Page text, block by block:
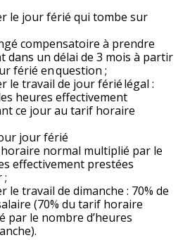
le jour férié qui tombe sur
compensatoire à prendre
dans un délai de 3 mois à partir
férié en question ;
le travail de jour férié légal :
heures effectivement
ce jour au tarif horaire
jour férié
normal multiplié par le
effectivement prestées
;
le travail de dimanche : 70% de
(70% du tarif horaire
par le nombre d’heures